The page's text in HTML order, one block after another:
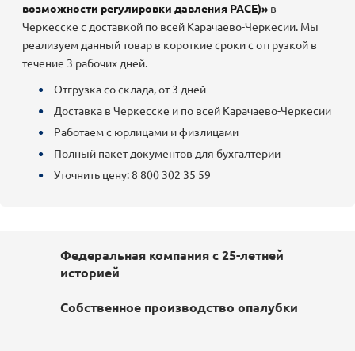
возможности регулировки давления PACE)» в
Черкесске с доставкой по всей Карачаево-Черкесии. Мы
реализуем данный товар в короткие сроки с отгрузкой в
течение 3 рабочих дней.
Отгрузка со склада, от 3 дней
Доставка в Черкесске и по всей Карачаево-Черкесии
Работаем с юрлицами и физлицами
Полный пакет документов для бухгалтерии
Уточнить цену: 8 800 302 35 59
Федеральная компания с 25-летней
историей
Собственное производство опалубки